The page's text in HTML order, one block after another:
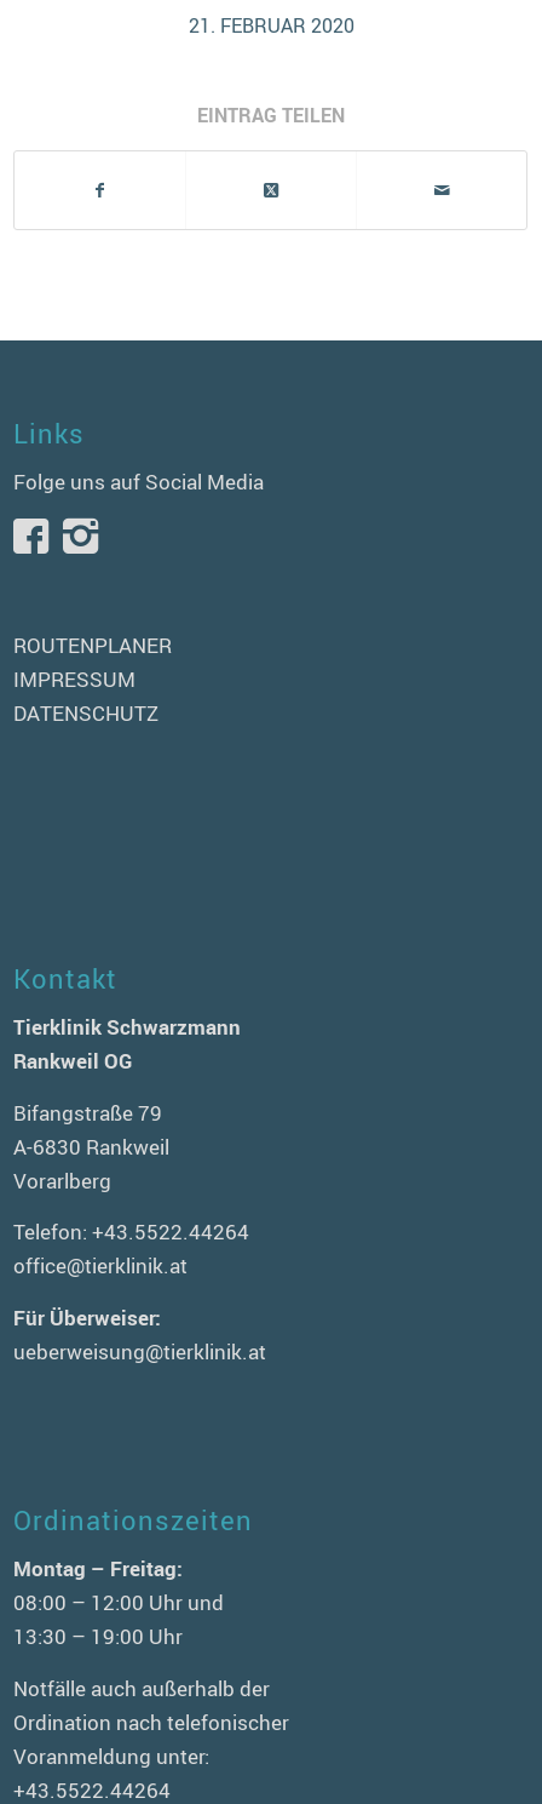
21. FEBRUAR 2020
EINTRAG TEILEN
Links
Folge uns auf Social Media
ROUTENPLANER
IMPRESSUM
DATENSCHUTZ
Kontakt
Tierklinik Schwarzmann
Rankweil OG
Bifangstraße 79
A-6830 Rankweil
Vorarlberg
Telefon:+43.5522.44264
office@tierklinik.at
Für Überweiser:
ueberweisung@tierklinik.at
Ordinationszeiten
Montag – Freitag:
08:00 – 12:00 Uhr und
13:30 – 19:00 Uhr
Notfälle auch außerhalb der
Ordination nach telefonischer
Voranmeldung unter:
+43.5522.44264